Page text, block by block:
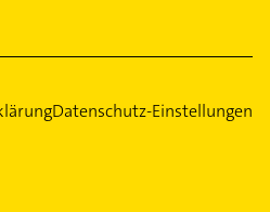
Datenschutz-Einstellungen